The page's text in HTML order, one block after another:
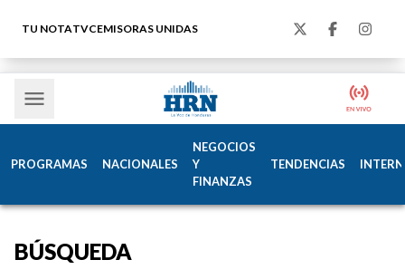
TU NOTATVCEMISORAS UNIDAS
PROGRAMAS NACIONALES
NEGOCIOS
Y
FINANZAS
TENDENCIAS
BÚSQUEDA